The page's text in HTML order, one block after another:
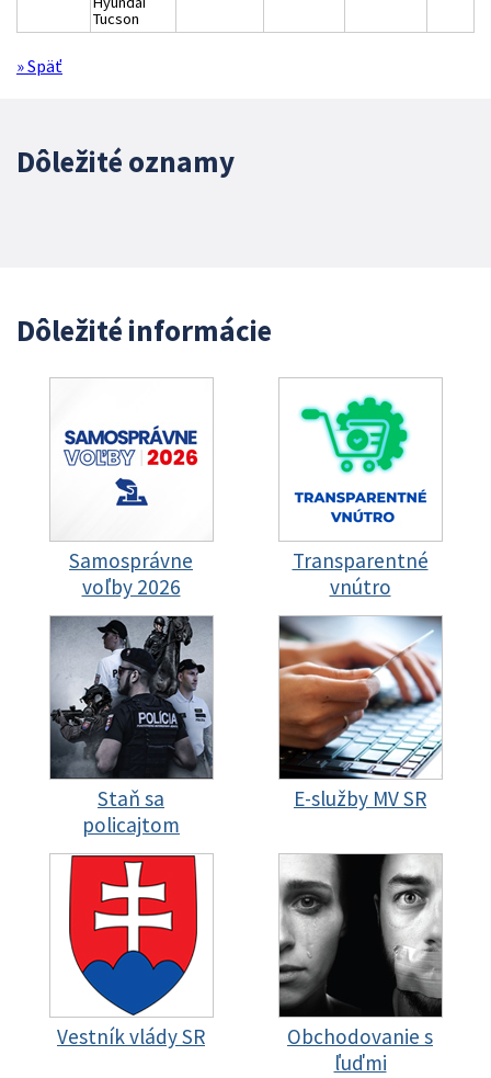
Tucson
» Späť
Dôležité oznamy
Dôležité informácie
Samosprávne
voľby 2026
Transparentné
vnútro
Staň sa
policajtom
E-služby MV SR
Vestník vlády SR
Obchodovanie s
ľuďmi